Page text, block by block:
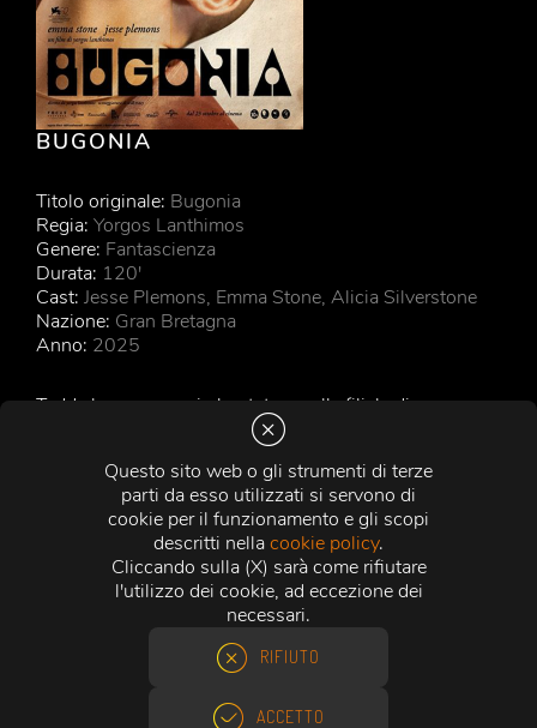
Questo sito web o gli strumenti di terze
parti da esso utilizzati si servono di
cookie per il funzionamento e gli scopi
descritti nellacookie policy.
Cliccando sulla (X) sarà come rifiutare
l'utilizzo dei cookie, ad eccezione dei
necessari.
RIFIUTO
ACCETTO
BUGONIA
Titolo originale: Bugonia
Regia: Yorgos Lanthimos
Genere: Fantascienza
Durata: 120'
Cast: Jesse Plemons, Emma Stone, Alicia Silverstone
Nazione: Gran Bretagna
Anno: 2025
Teddy lavora come imbustatore nella filiale di una
grande azienda di spedizioni e vive in una casa
disordinata, ai margini di una grande città, dove si
occupa delle api e del cugino Donald, rimasto solo. Ma
le api stanno scomparendo e Teddy è convinto che la
stessa sorte stia per toccare al genere umano. Di più: è
convinto che gli alieni siano già tra noi e per dimostrarlo
pone in atto il rapimento di Michelle Fuller, potente
amministratrice delegata di una multinazionale